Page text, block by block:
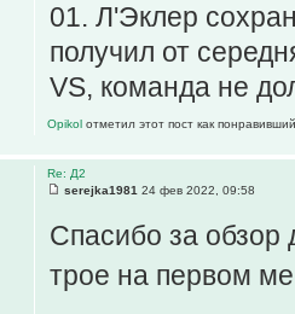
01. Л'Эклер
получил от
VS, команда не
Opikol отметил этот пост как
Re: Д2
serejka1981 24 фев 2022, 09:58
Спасибо за обзор
трое на первом